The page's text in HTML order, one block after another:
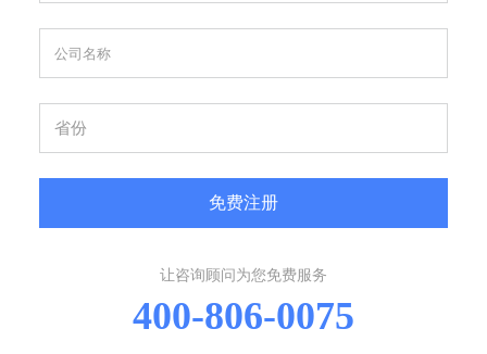
免费注册
让咨询顾问为您免费服务
400-806-0075